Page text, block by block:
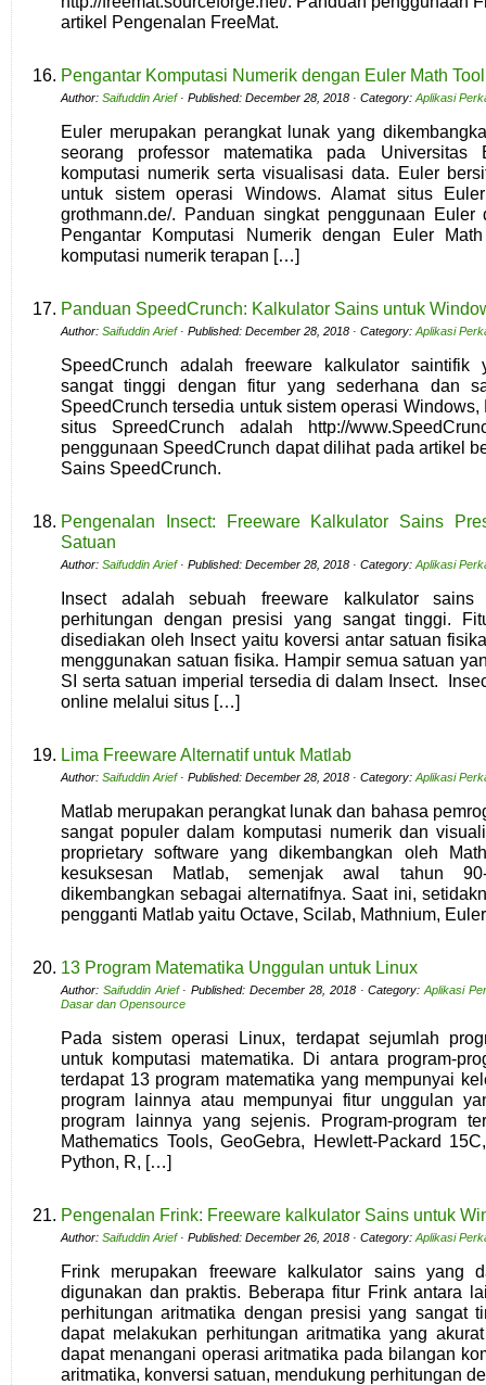
artikel Pengenalan FreeMat.
Pengantar Komputasi Numerik dengan Euler Math
Author: Saifuddin Arief· Published: December 28, 2018 · Category: Aplikasi
Euler merupakan perangkat lunak yang
seorang professor matematika pada Universitas
komputasi numerik serta visualisasi data. Euler
untuk sistem operasi Windows. Alamat situs
grothmann.de/. Panduan singkat penggunaan
Pengantar Komputasi Numerik dengan Euler
komputasi numerik terapan […]
Panduan SpeedCrunch: Kalkulator Sains untuk
Author: Saifuddin Arief· Published: December 28, 2018 · Category: Aplikasi
SpeedCrunch adalah freeware kalkulator saintifik
sangat tinggi dengan fitur yang sederhana dan
SpeedCrunch tersedia untuk sistem operasi
situs SpreedCrunch adalah http://
penggunaan SpeedCrunch dapat dilihat pada artikel
Sains SpeedCrunch.
Pengenalan Insect: Freeware Kalkulator Sains
Satuan
Author: Saifuddin Arief· Published: December 28, 2018 · Category: Aplikasi
Insect adalah sebuah freeware kalkulator
perhitungan dengan presisi yang sangat tinggi.
disediakan oleh Insect yaitu koversi antar satuan
menggunakan satuan fisika. Hampir semua satuan
SI serta satuan imperial tersedia di dalam Insect.
online melalui situs […]
Lima Freeware Alternatif untuk Matlab
Author: Saifuddin Arief· Published: December 28, 2018 · Category: Aplikasi
Matlab merupakan perangkat lunak dan bahasa
sangat populer dalam komputasi numerik dan
proprietary software yang dikembangkan oleh
kesuksesan Matlab, semenjak awal tahun
dikembangkan sebagai alternatifnya. Saat ini,
pengganti Matlab yaitu Octave, Scilab, Mathnium,
13 Program Matematika Unggulan untuk Linux
Author: Saifuddin Arief· Published: December 28, 2018 · Category:Aplikasi
Dasar dan Opensource
Pada sistem operasi Linux, terdapat sejumlah
untuk komputasi matematika. Di antara program-
terdapat 13 program matematika yang mempunyai
program lainnya atau mempunyai fitur unggulan
program lainnya yang sejenis. Program-program
Mathematics Tools, GeoGebra, Hewlett-Packard
Python, R, […]
Pengenalan Frink: Freeware kalkulator Sains untuk
Author: Saifuddin Arief· Published: December 26, 2018 · Category: Aplikasi
Frink merupakan freeware kalkulator sains yang
digunakan dan praktis. Beberapa fitur Frink antara
perhitungan aritmatika dengan presisi yang sangat
dapat melakukan perhitungan aritmatika yang
dapat menangani operasi aritmatika pada bilangan
aritmatika, konversi satuan, mendukung perhitungan